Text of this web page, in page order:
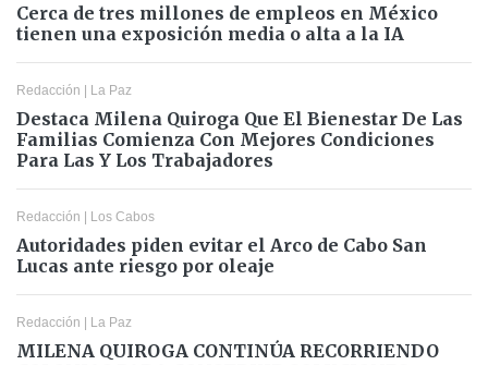
Cerca de tres millones de empleos en México
tienen una exposición media o alta a la IA
Redacción | La Paz
Destaca Milena Quiroga Que El Bienestar De Las
Familias Comienza Con Mejores Condiciones
Para Las Y Los Trabajadores
Redacción | Los Cabos
Autoridades piden evitar el Arco de Cabo San
Lucas ante riesgo por oleaje
Redacción | La Paz
MILENA QUIROGA CONTINÚA RECORRIENDO